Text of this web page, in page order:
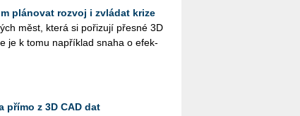
plánovat rozvoj i zvládat krize
měst, která si po­ři­zu­jí přes­né 3D
je k tomu na­pří­klad snaha o efek­
přímo z 3D CAD dat